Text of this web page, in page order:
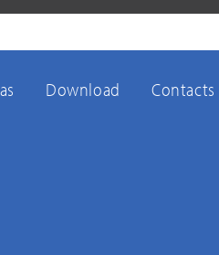
Download Contacts